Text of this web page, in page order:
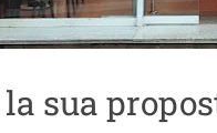
la sua